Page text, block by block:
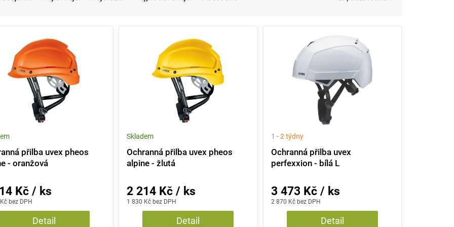
přilba uvex pheos
- oranžová
bez DPH
Kč / ks
Detail
Ochranná přilba uvex pheos
alpine - žlutá
Skladem
1 830 Kč bez DPH
2 214 Kč / ks
Detail
Ochranná přilba uvex
perfexxion - bílá L
1 - 2 týdny
2 870 Kč bez DPH
3 473 Kč / ks
Detail